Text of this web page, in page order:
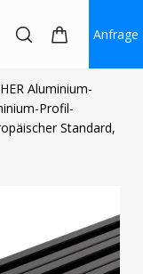
Anfrage
Aluminium-
Profil-
Standard,